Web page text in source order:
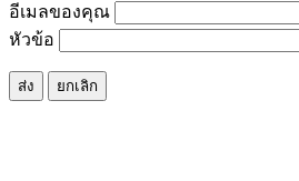
อีเมลของคุณ
หัวข้อ
ส่ง ยกเลิก